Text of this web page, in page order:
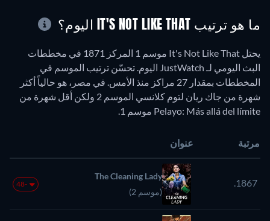
ما هو ترتيب IT'S NOT LIKE THAT اليوم؟
يحتل It's Not Like That موسم 1 المركز 1871 في مخططات
البث اليومي لـ JustWatch اليوم. تحسّن ترتيب الموسم في
المخططات بمقدار 27 مراكز منذ الأمس. في مصر، هو حالياً أكثر
شهرة من جاك ريان لتوم كلانسي الموسم 2 ولكن أقل شهرة من
Pelayo: Más allá del límite موسم 1.
مرتبة عنوان
1867.
The Cleaning Lady
(موسم 2)
-48